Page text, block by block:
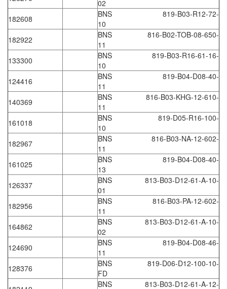
GSEETECH
GURLEY
H&T Korea
HALS LUBE
Halstrup Walcher
HANMI
Hans Hennig
Hanshin feeder
Hans-Schmidt
Harold G. Schaevitz Industries Vietnam
Hawe
HBC-radiomatic
HBM
Heidenhain
HEINRICHS
HELIOS GmbH/ Helios Heizelemente
02
182608
BNS 819-B03-R12-72-
10
182922
BNS 816-B02-TOB-08-650-
11
133300
BNS 819-B03-R16-61-16-
10
124416
BNS 819-B04-D08-40-
11
140369
BNS 816-B03-KHG-12-610-
11
161018
BNS 819-D05-R16-100-
10
182967
BNS 816-B03-NA-12-602-
11
161025
BNS 819-B04-D08-40-
13
126337
BNS 813-B03-D12-61-A-10-
01
182956
BNS 816-B03-PA-12-602-
11
164862
BNS 813-B03-D12-61-A-10-
02
124690
BNS 819-B04-D08-46-
11
128376
BNS 819-D06-D12-100-10-
FD
BNS 813-B03-D12-61-A-12-